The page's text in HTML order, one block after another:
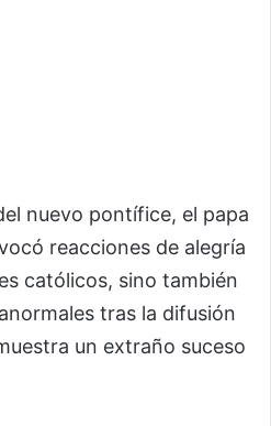
nuevo pontífice, el papa
reacciones de alegría
católicos, sino también
tras la difusión
un extraño suceso